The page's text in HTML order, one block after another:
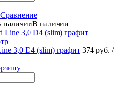
Сравнение
В наличии
3,0 D4 (slim) графит 374 руб. /